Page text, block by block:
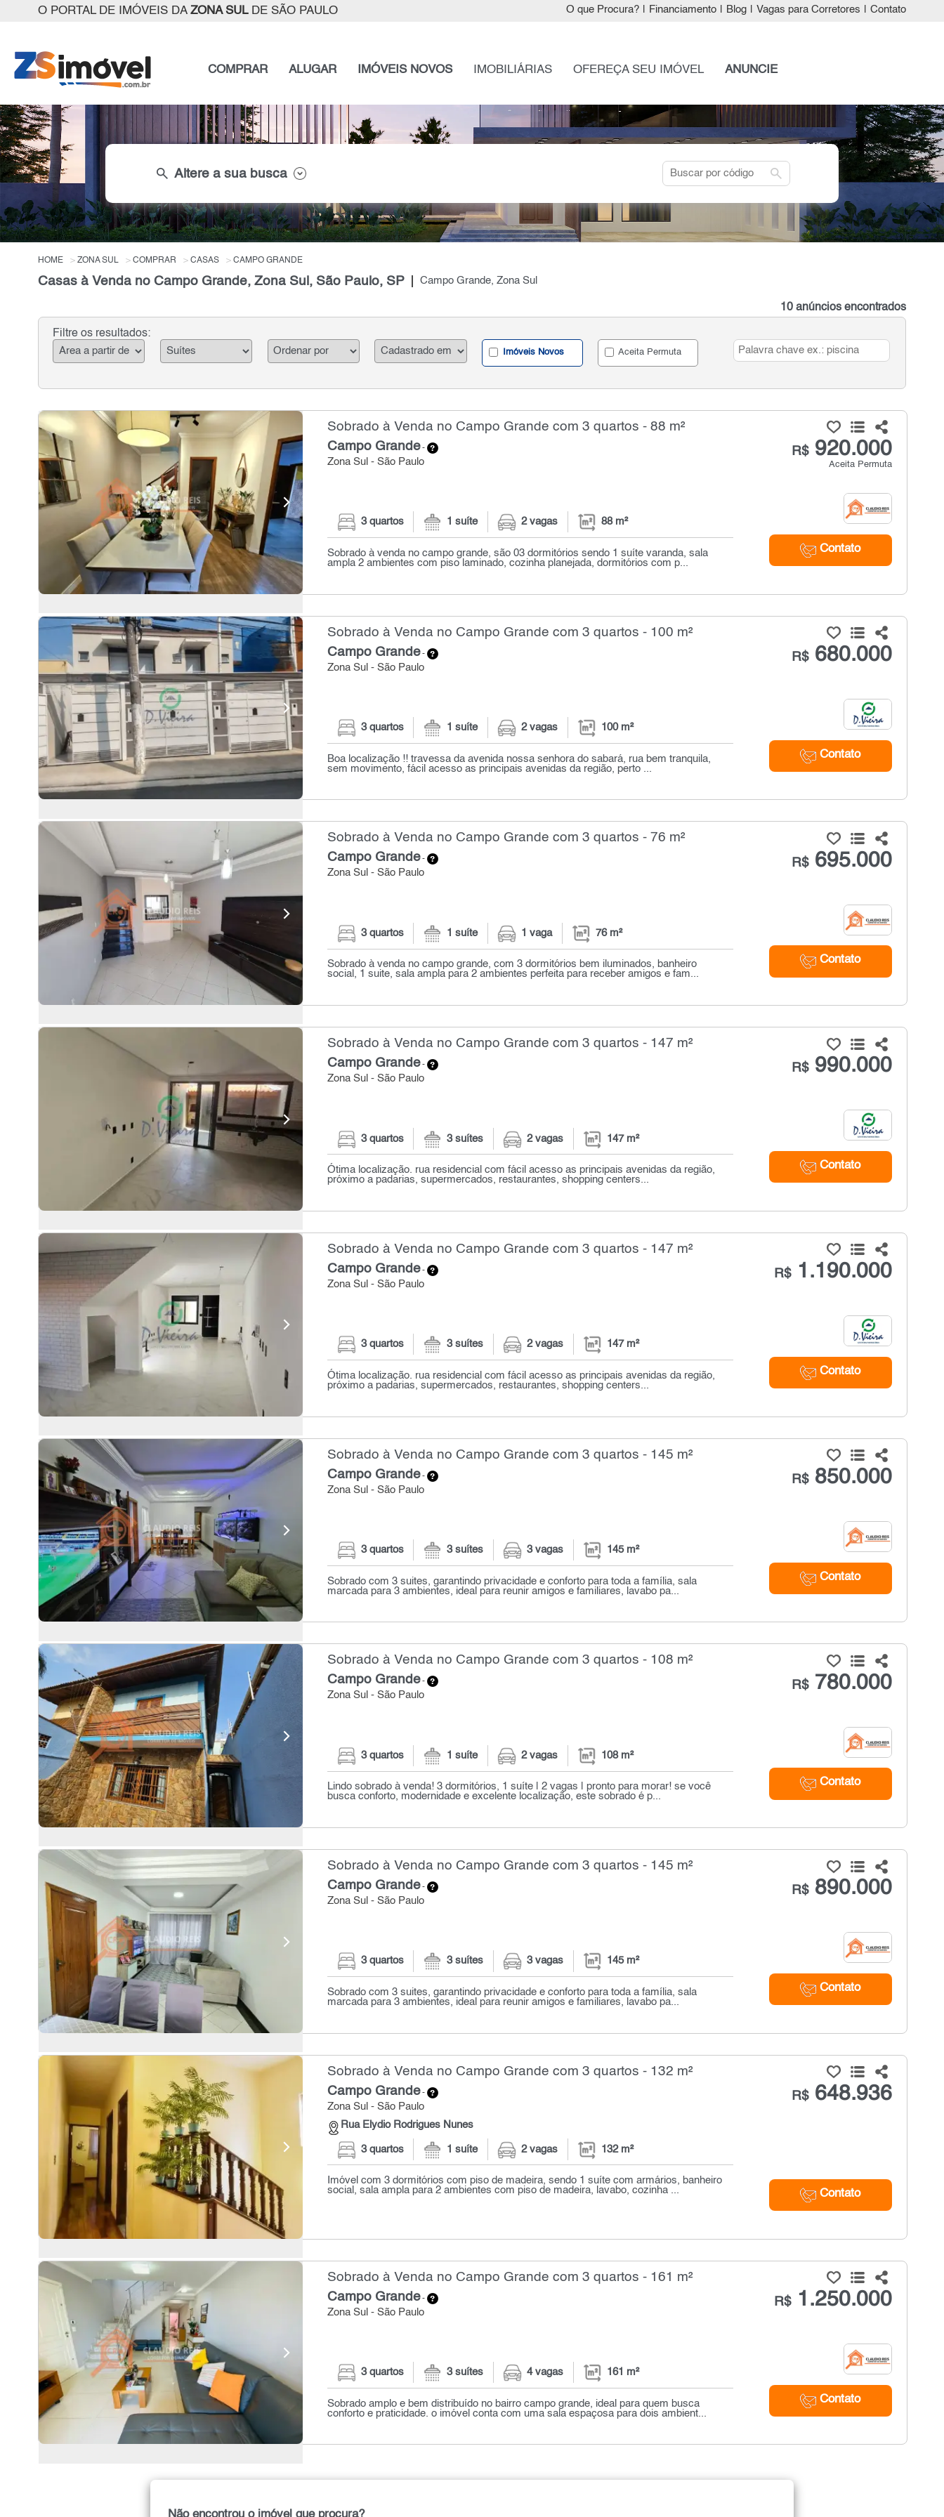
O PORTAL DE IMÓVEIS DA ZONA SULDE SÃO PAULO O que Procura? Financiamento Blog Vagas para Corretores Contato
COMPRAR ALUGAR IMÓVEIS NOVOS IMOBILIÁRIAS OFEREÇA SEU IMÓVEL ANUNCIE
search Altere a sua busca search
HOME ZONA SUL COMPRAR CASAS CAMPO GRANDE
Casas à Venda no Campo Grande, Zona Sul, São Paulo, SP Campo Grande, Zona Sul
10 anúncios encontrados
Filtre os resultados:
Imóveis Novos Aceita Permuta
Sobrado à Venda no Campo Grande com 3 quartos - 88 m²
Campo Grande-
Zona Sul - São Paulo
R$920.000
Aceita Permuta
Contato
3 quartos 1 suíte 2 vagas 88 m²
Sobrado à venda no campo grande, são 03 dormitórios sendo 1 suíte varanda, sala
ampla 2 ambientes com piso laminado, cozinha planejada, dormitórios com p...
Sobrado à Venda no Campo Grande com 3 quartos - 100 m²
Campo Grande-
Zona Sul - São Paulo
R$680.000
Contato
3 quartos 1 suíte 2 vagas 100 m²
Boa localização !! travessa da avenida nossa senhora do sabará, rua bem tranquila,
sem movimento, fácil acesso as principais avenidas da região, perto ...
Sobrado à Venda no Campo Grande com 3 quartos - 76 m²
Campo Grande-
Zona Sul - São Paulo
R$695.000
Contato
3 quartos 1 suíte 1 vaga 76 m²
Sobrado à venda no campo grande, com 3 dormitórios bem iluminados, banheiro
social, 1 suite, sala ampla para 2 ambientes perfeita para receber amigos e fam...
Sobrado à Venda no Campo Grande com 3 quartos - 147 m²
Campo Grande-
Zona Sul - São Paulo
R$990.000
Contato
3 quartos 3 suítes 2 vagas 147 m²
Ótima localização. rua residencial com fácil acesso as principais avenidas da região,
próximo a padarias, supermercados, restaurantes, shopping centers...
Sobrado à Venda no Campo Grande com 3 quartos - 147 m²
Campo Grande-
Zona Sul - São Paulo
R$1.190.000
Contato
3 quartos 3 suítes 2 vagas 147 m²
Ótima localização. rua residencial com fácil acesso as principais avenidas da região,
próximo a padarias, supermercados, restaurantes, shopping centers...
Sobrado à Venda no Campo Grande com 3 quartos - 145 m²
Campo Grande-
Zona Sul - São Paulo
R$850.000
Contato
3 quartos 3 suítes 3 vagas 145 m²
Sobrado com 3 suites, garantindo privacidade e conforto para toda a família, sala
marcada para 3 ambientes, ideal para reunir amigos e familiares, lavabo pa...
Sobrado à Venda no Campo Grande com 3 quartos - 108 m²
Campo Grande-
Zona Sul - São Paulo
R$780.000
Contato
3 quartos 1 suíte 2 vagas 108 m²
Lindo sobrado à venda! 3 dormitórios, 1 suíte | 2 vagas | pronto para morar! se você
busca conforto, modernidade e excelente localização, este sobrado é p...
Sobrado à Venda no Campo Grande com 3 quartos - 145 m²
Campo Grande-
Zona Sul - São Paulo
R$890.000
Contato
3 quartos 3 suítes 3 vagas 145 m²
Sobrado com 3 suites, garantindo privacidade e conforto para toda a família, sala
marcada para 3 ambientes, ideal para reunir amigos e familiares, lavabo pa...
Sobrado à Venda no Campo Grande com 3 quartos - 132 m²
Campo Grande-
Zona Sul - São Paulo
Rua Elydio Rodrigues Nunes
R$648.936
Contato
3 quartos 1 suíte 2 vagas 132 m²
Imóvel com 3 dormitórios com piso de madeira, sendo 1 suíte com armários, banheiro
social, sala ampla para 2 ambientes com piso de madeira, lavabo, cozinha ...
Sobrado à Venda no Campo Grande com 3 quartos - 161 m²
Campo Grande-
Zona Sul - São Paulo
R$1.250.000
Contato
3 quartos 3 suítes 4 vagas 161 m²
Sobrado amplo e bem distribuído no bairro campo grande, ideal para quem busca
conforto e praticidade. o imóvel conta com uma sala espaçosa para dois ambient...